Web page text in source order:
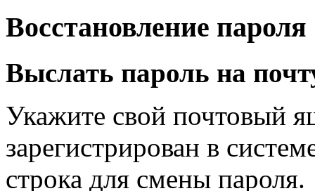
Восстановление пароля
Выслать пароль на
Укажите свой почтовый
зарегистрирован в
строка для смены пароля.